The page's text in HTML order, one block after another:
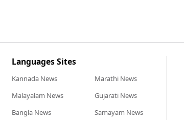
Languages Sites
KannadaNews
Malayalam News
BanglaNews
MarathiNews
GujaratiNews
Samayam News